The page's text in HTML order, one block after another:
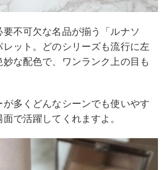
不可欠な名品が揃う「ルナソ
ット。どのシリーズも流行に左
な配色で、ワンランク上の目も
多くどんなシーンでも使いやす
で活躍してくれますよ。